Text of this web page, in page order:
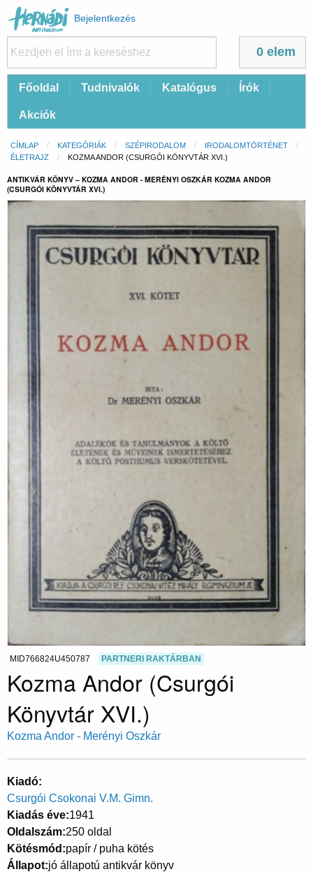
Felhasználói
fiók
menüje
Bejelentkezés
0 elem
FőFőoldal Tudnivalók Katalógus Írók
Akciók
Morzsa
CÍMLAP KATEGÓRIÁK SZÉPIRODALOM
IRODALOMTÖRTÉNET
ÉLETRAJZ
CURRENT:
KOZMA ANDOR (CSURGÓI KÖNYVTÁR XVI.)
ANTIKVÁR KÖNYV – KOZMA ANDOR - MERÉNYI OSZKÁR KOZMA ANDOR
(CSURGÓI KÖNYVTÁR XVI.)
MID766824U450787 PARTNERI RAKTÁRBAN
Kozma Andor (Csurgói
Könyvtár XVI.)
Kozma Andor - Merényi Oszkár
Kiadó
Csurgói Csokonai V.M. Gimn.
Kiadás éve 1941
Oldalszám 250 oldal
Kötésmód papír / puha kötés
Állapot jó állapotú antikvár könyv